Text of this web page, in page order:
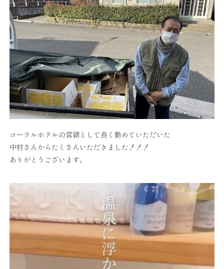
コーラルホテルの営繕として長く勤めていただいた
中村さんからたくさんいただきました！！！
ありがとうございます。